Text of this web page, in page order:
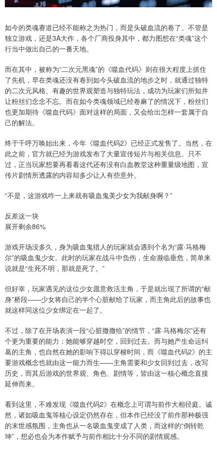
如今的类魂赛道已经不能称之为热门，而是头破血流的卷了。不管是
独立游戏，还是3A大作，各个厂商投身其中，都力图想在“类魂”这个
行当中做出自己的一番天地。
而在其中，被称为“二次元黑魂”的《噬血代码》则在很大程度上抓住
了先机，早在类魂还没有卷到如今头破血流的地步之时，就通过独特
的二次元风格、有趣的世界观塑造与独特玩法，成功为玩家们所知并
让粉丝们念念不忘。而在如今类魂领域已经卷麻了的情况下，粉丝们
也更加期待《噬血代码》面对这样的局面，又会给出怎样一套属于自
己的解法。
终于千呼万唤始出来，今年《噬血代码2》已经正式发售了。当然，在
此之前，官方就已经为游戏发布了大量宣传短片与相关信息。只不
过，正当玩家想要再看看这代还有没有白血教堂这种重量级地图，宣
传片剧情所透露的内容却多少让人有些意外。
“不是，这游戏咋一上来就有吸血鬼美少女为我献身啊？”
反差这一块
展开剩余86%
游戏开场没多久，身为吸血鬼猎人的玩家就会遇到个名为“露·马格梅
尔”的吸血鬼少女。此时的玩家在战斗中负伤，生命濒临垂危，简单来
说就是“生死不明，那就是死了。”
但好幸，玩家遇见的这位少女愿意救活主角，于是就出现了所谓的“献
身”桥段——少女将自己的半个心脏献给了玩家，而主角此后的故事也
就这样同这位少女绑定在一起了。
不过，除了在开场表演一段“心脏撒撒给”的情节，“露·马格梅尔”还有
个更为重要的能力：她能够穿越时空，回到过去。而与她产生命运纠
葛的主角，也自然在她的影响下得以穿梭时间，而《噬血代码2》的主
要游戏概念也就由这一能力而生——主角需要和少女回到过去，改写
历史，而其后游戏的世界观、角色、剧情等，皆由这一核心概念直接
延伸而来。
看到这里，不难发现《噬血代码2》在概念上可谓与前作大相径庭。诚
然，诸如吸血鬼等核心设定仍然存在，但本作已经没了前作那种极强
的末世感氛围，主角也从一名吸血鬼变成了人类，而这样的“倒转乾
坤”，想必也会为本作赋予与前作相比十分不同的剧情观感。